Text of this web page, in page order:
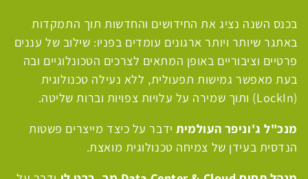
בכנס השנה נציג את החידושים והחדשות תוך התמקדות
באתגר שיותר ויותר ארגונים עומדים בפניו: שילוב של עננים
פרטיים וציבוריים באופן המתאים לצרכים הטכונלוגיים ובה
בעת מאפשר גמישות תפעולית, ללא נעילה טכנולוגית
(
LockIn) ותוך שמירה על עלויות צפויות וברות שליטה.
מנכ"ל ג'וניפר העולמית ידבר על כיצד מייצרים פשטות
הנדסית בעידן של צמיחה טכנולוגית מואצת.